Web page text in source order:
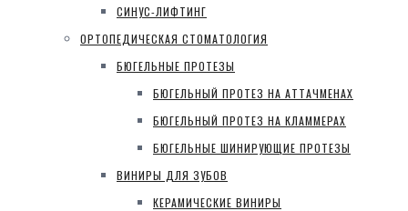
СИНУС-ЛИФТИНГ
ОРТОПЕДИЧЕСКАЯ СТОМАТОЛОГИЯ
БЮГЕЛЬНЫЕ ПРОТЕЗЫ
БЮГЕЛЬНЫЙ ПРОТЕЗ НА АТТАЧМЕНАХ
БЮГЕЛЬНЫЙ ПРОТЕЗ НА КЛАММЕРАХ
БЮГЕЛЬНЫЕ ШИНИРУЮЩИЕ ПРОТЕЗЫ
ВИНИРЫ ДЛЯ ЗУБОВ
КЕРАМИЧЕСКИЕ ВИНИРЫ